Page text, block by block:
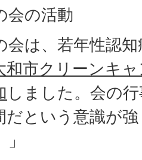
会の活動
会は、若年性認
和市クリーンキ
しました。会の
だという意識が